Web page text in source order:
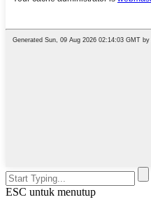
ESC untuk menutup